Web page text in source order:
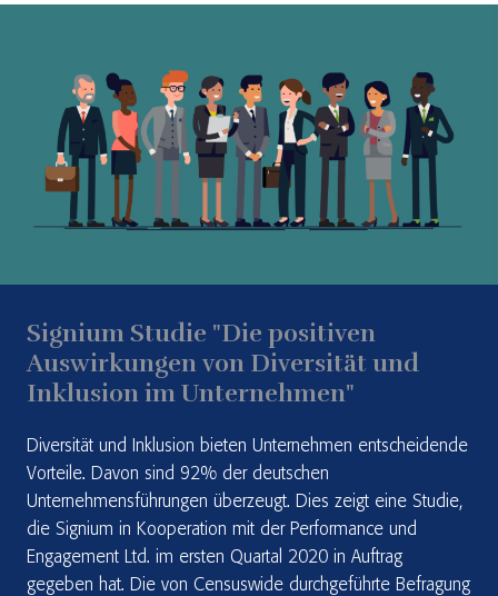
Signium Studie "Die positiven
Auswirkungen von Diversität und
Inklusion im Unternehmen"
Diversität und Inklusion bieten Unternehmen entscheidende
Vorteile. Davon sind 92% der deutschen
Unternehmensführungen überzeugt. Dies zeigt eine Studie,
die Signium in Kooperation mit der Performance und
Engagement Ltd. im ersten Quartal 2020 in Auftrag
gegeben hat. Die von Censuswide durchgeführte Befragung